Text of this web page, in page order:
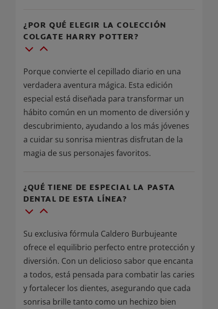
¿POR QUÉ ELEGIR LA COLECCIÓN
COLGATE HARRY POTTER?
Porque convierte el cepillado diario en una
verdadera aventura mágica. Esta edición
especial está diseñada para transformar un
hábito común en un momento de diversión y
descubrimiento, ayudando a los más jóvenes
a cuidar su sonrisa mientras disfrutan de la
magia de sus personajes favoritos.
¿QUÉ TIENE DE ESPECIAL LA PASTA
DENTAL DE ESTA LÍNEA?
Su exclusiva fórmula Caldero Burbujeante
ofrece el equilibrio perfecto entre protección y
diversión. Con un delicioso sabor que encanta
a todos, está pensada para combatir las caries
y fortalecer los dientes, asegurando que cada
sonrisa brille tanto como un hechizo bien